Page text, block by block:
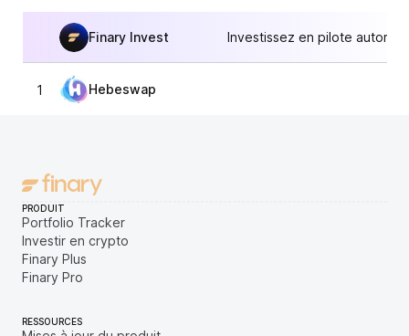
Finary Invest Investissez en pilote
1 Hebeswap
PRODUIT
Portfolio Tracker
Investir en crypto
Finary Plus
Finary Pro
RESSOURCES